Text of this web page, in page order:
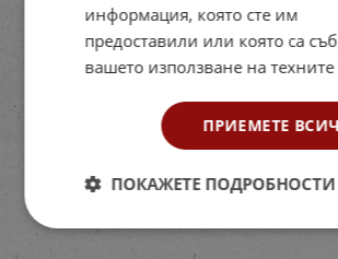
информация, която сте им
предоставили или която са
вашето използване на техните
ПРИЕМЕТЕ
ПОКАЖЕТЕ ПОДРОБНОСТИ